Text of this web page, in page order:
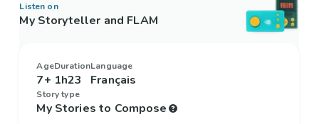
Listen on
My Storyteller and FLAM
Age
7+
Duration
1h23
Language
Français
Story type
My Stories to Compose